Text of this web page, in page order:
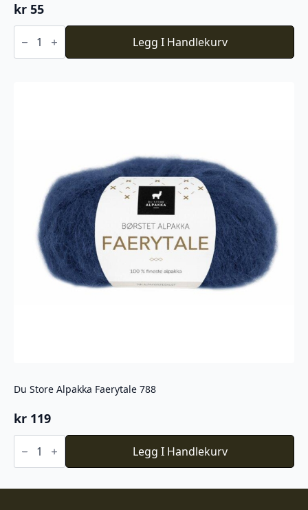
kr 55
Novita
Icelandic
523
Legg I Handlekurv
Du Store Alpakka Faerytale 788
kr 119
Du
Store
Faerytale
Legg I Handlekurv